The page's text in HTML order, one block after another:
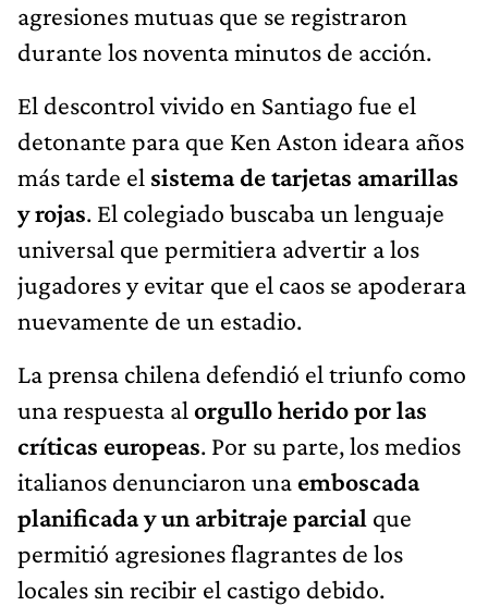
agresiones mutuas que se registraron
durante los noventa minutos de acción.
El descontrol vivido en Santiago fue el
detonante para que Ken Aston ideara años
más tarde el sistema de tarjetas amarillas
y rojas. El colegiado buscaba un lenguaje
universal que permitiera advertir a los
jugadores y evitar que el caos se apoderara
nuevamente de un estadio.
La prensa chilena defendió el triunfo como
una respuesta al orgullo herido por las
críticas europeas. Por su parte, los medios
italianos denunciaron una emboscada
planificada y un arbitraje parcial que
permitió agresiones flagrantes de los
locales sin recibir el castigo debido.